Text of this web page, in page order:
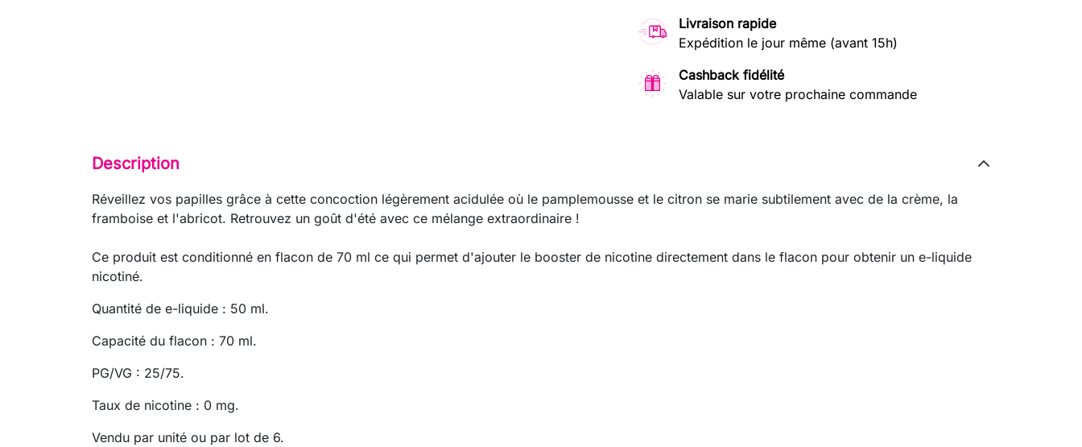
Livraison rapide
Expédition le jour même (avant 15h)
Cashback fidélité
Valable sur votre prochaine commande
Description
Réveillez vos papilles grâce à cette concoction légèrement acidulée où le pamplemousse et le citron se marie subtilement avec de la crème, la
framboise et l'abricot. Retrouvez un goût d'été avec ce mélange extraordinaire !
Ce produit est conditionné en flacon de 70 ml ce qui permet d'ajouter le booster de nicotine directement dans le flacon pour obtenir un e-liquide
nicotiné.
Quantité de e-liquide : 50 ml.
Capacité du flacon : 70 ml.
PG/VG : 25/75.
Taux de nicotine : 0 mg.
Vendu par unité ou par lot de 6.